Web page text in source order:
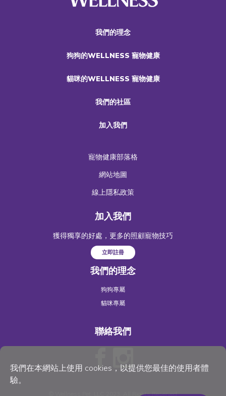
我們在本網站上使用 cookies，以提供您最佳的使用者體
驗。
我們的理念
狗狗的WELLNESS 寵物健康
貓咪的WELLNESS 寵物健康
我們的社區
加入我們
寵物健康部落格
網站地圖
線上隱私政策
加入我們
獲得獨享的好處，更多的照顧寵物技巧
立即註冊
我們的理念
狗狗專屬
貓咪專屬
聯絡我們
, LLC 2023. All Rights Reserved